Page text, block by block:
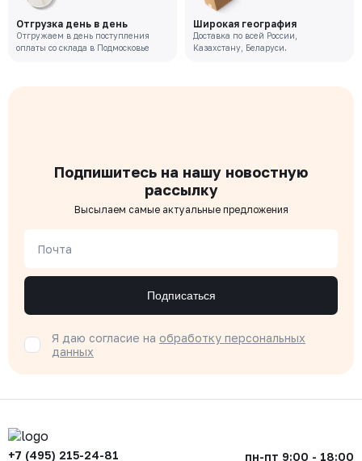
Отгрузка день в день
Отгружаем в день поступления
оплаты со склада в Подмосковье
Широкая география
Доставка по всей России,
Казахстану, Беларуси.
Подпишитесь на нашу новостную
рассылку
Высылаем самые актуальные предложения
Почта
Подписаться
Я даю согласие на обработку персональных
данных
+7 (495) 215-24-81 пн-пт 9:00 - 18:00